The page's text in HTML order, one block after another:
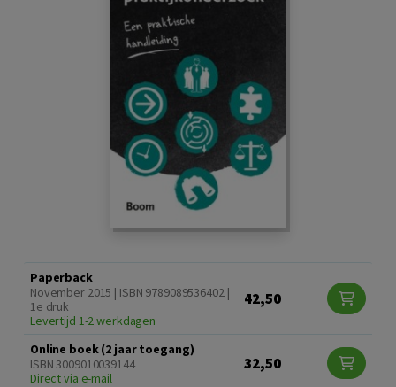
Paperback
November 2015 | ISBN 9789089536402 |
1e druk
Levertijd 1-2 werkdagen
42,50
Online boek (2 jaar toegang)
ISBN 3009010039144
Direct via e-mail
32,50